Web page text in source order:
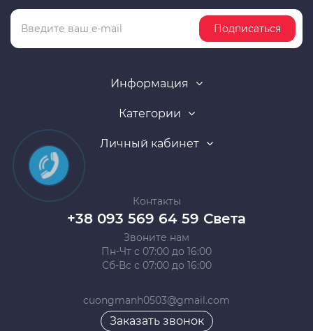
Подписаться
Информация
Категории
Личный кабинет
Контакты
+38 093 569 64 59 Света
Звоните нам
Пн-Чт с 07:00 до 16:00
Сб-Вс с 07:00 до 16:00
cuongmanh0503@gmail.com
Заказать звонок